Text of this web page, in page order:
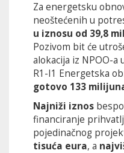
Za energetsku
neoštećenih u
u iznosu od 39,8
Pozivom bit će
alokacija iz NPOO-a
R1-I1 Energetska
gotovo 133
Najniži iznos
financiranje
pojedinačnog
tisuća eura, a